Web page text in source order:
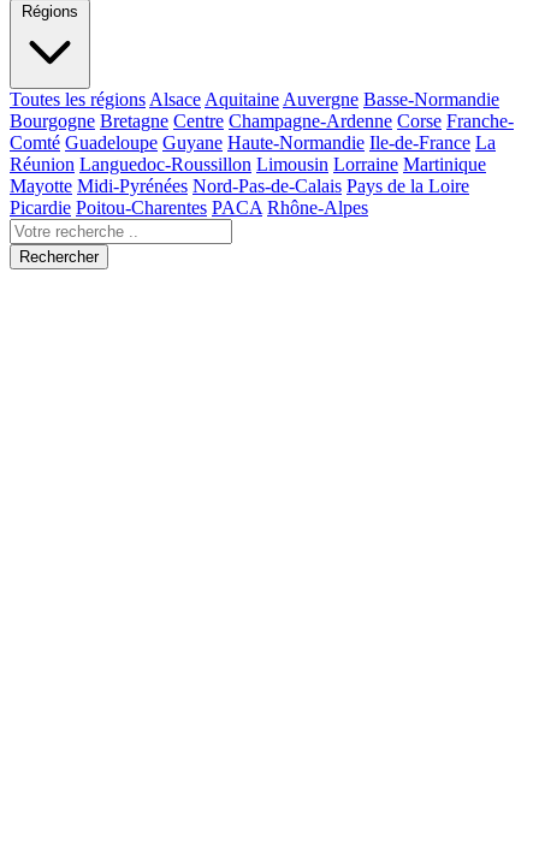
Régions
Toutes les régions Alsace Aquitaine Auvergne Basse-Normandie
Bourgogne Bretagne Centre Champagne-Ardenne Corse Franche-
Comté Guadeloupe Guyane Haute-Normandie Ile-de-France La
Réunion Languedoc-Roussillon Limousin Lorraine Martinique
Mayotte Midi-Pyrénées Nord-Pas-de-Calais Pays de la Loire
Picardie Poitou-Charentes PACA Rhône-Alpes
Rechercher